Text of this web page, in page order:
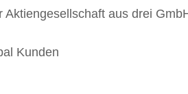
aus drei
Kunden